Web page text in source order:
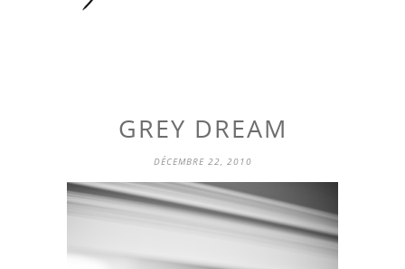
GREY DREAM
DÉCEMBRE 22, 2010